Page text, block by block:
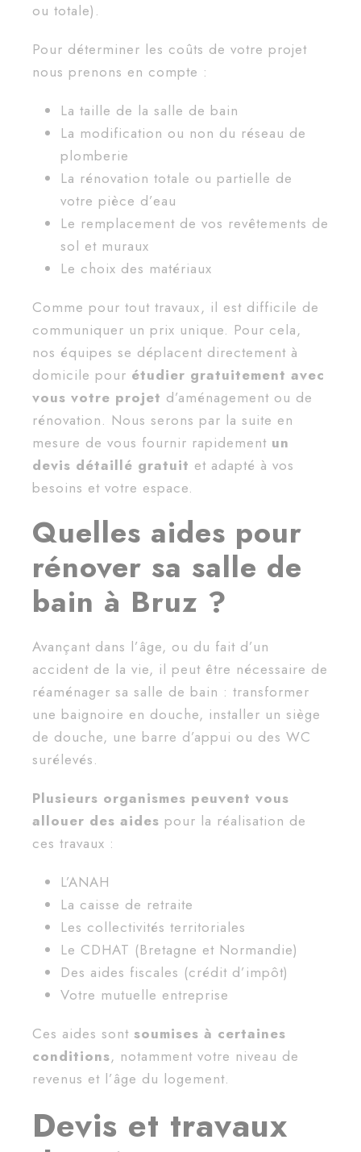
ou totale).
Pour déterminer les coûts de votre projet
nous prenons en compte :
La taille de la salle de bain
La modification ou non du réseau de
plomberie
La rénovation totale ou partielle de
votre pièce d’eau
Le remplacement de vos revêtements de
sol et muraux
Le choix des matériaux
Comme pour tout travaux, il est difficile de
communiquer un prix unique. Pour cela,
nos équipes se déplacent directement à
domicile pour étudier gratuitement avec
vous votre projet d’aménagement ou de
rénovation. Nous serons par la suite en
mesure de vous fournir rapidement un
devis détaillé gratuit et adapté à vos
besoins et votre espace.
Quelles aides pour
rénover sa salle de
bain à Bruz ?
Avançant dans l’âge, ou du fait d’un
accident de la vie, il peut être nécessaire de
réaménager sa salle de bain : transformer
une baignoire en douche, installer un siège
de douche, une barre d’appui ou des WC
surélevés.
Plusieurs organismes peuvent vous
allouer des aides pour la réalisation de
ces travaux :
L’ANAH
La caisse de retraite
Les collectivités territoriales
Le CDHAT (Bretagne et Normandie)
Des aides fiscales (crédit d’impôt)
Votre mutuelle entreprise
Ces aides sont soumises à certaines
conditions, notamment votre niveau de
revenus et l’âge du logement.
Devis et travaux